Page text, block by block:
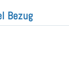
Bezug